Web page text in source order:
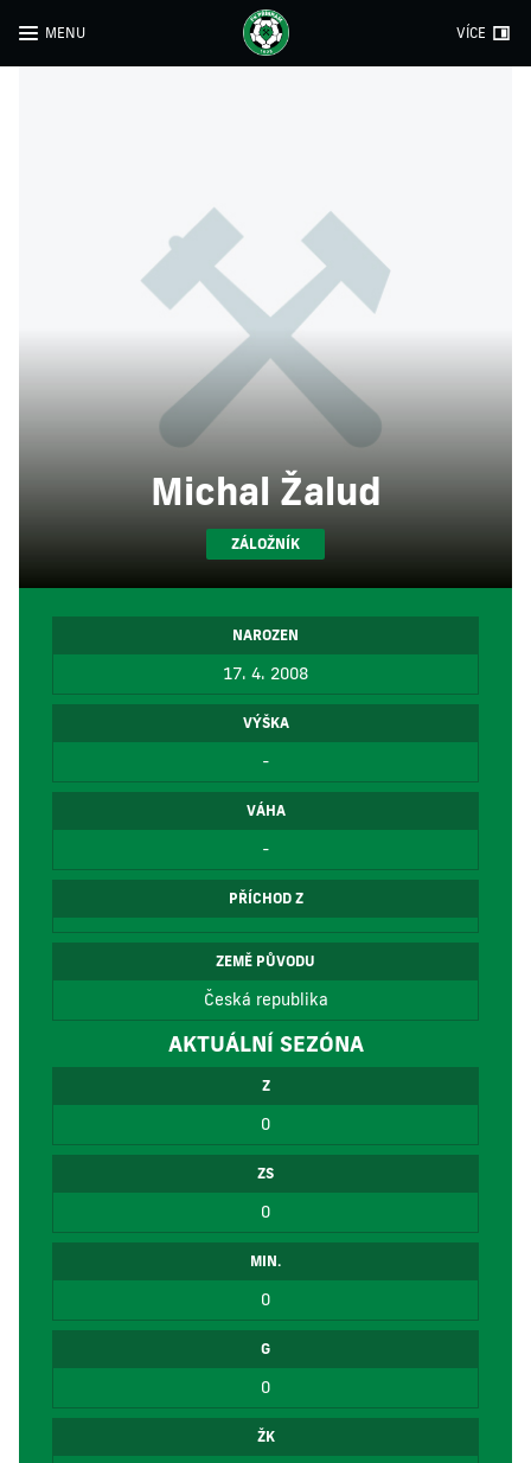
MENU VÍCE
Michal Žalud
ZÁLOŽNÍK
NAROZEN
17. 4. 2008
VÝŠKA
-
VÁHA
-
PŘÍCHOD Z
ZEMĚ PŮVODU
Česká republika
AKTUÁLNÍ SEZÓNA
Z
0
ZS
0
MIN.
0
G
0
ŽK